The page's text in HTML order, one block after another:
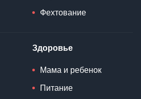
Фехтование
Здоровье
Мама и ребенок
Питание